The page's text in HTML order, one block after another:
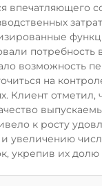
впечатляющего
потребность
возможность
на
Клиент отметил,
к росту
и увеличению
укрепив их